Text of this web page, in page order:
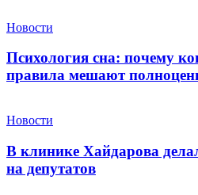
Новости
Психология сна: почему
правила мешают
Новости
В клинике Хайдарова
на депутатов